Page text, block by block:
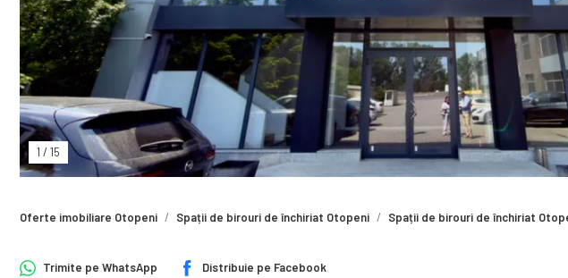
1 / 15
Oferte imobiliare Otopeni Spații de birouri de închiriat Otopeni Spații de birouri de închiriat
Trimite pe WhatsApp Distribuie pe Facebook